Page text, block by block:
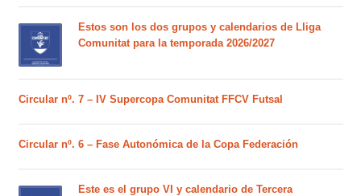
Estos son los dos grupos y calendarios de Lliga
Comunitat para la temporada 2026/2027
Circular nº. 7 – IV Supercopa Comunitat FFCV Futsal
Circular nº. 6 – Fase Autonómica de la Copa Federación
Este es el grupo VI y calendario de Tercera